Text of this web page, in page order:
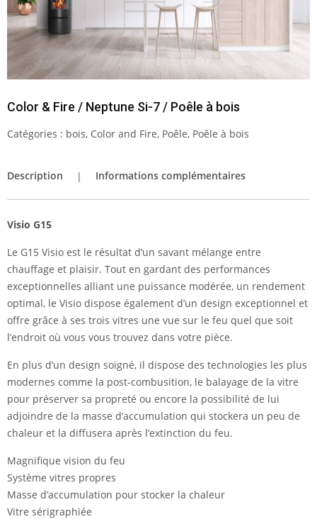
Color & Fire / Neptune Si-7 / Poêle à bois
Catégories : bois, Color and Fire, Poêle, Poêle à bois
Description Informations complémentaires
Visio G15
Le G15 Visio est le résultat d’un savant mélange entre
chauffage et plaisir. Tout en gardant des performances
exceptionnelles alliant une puissance modérée, un rendement
optimal, le Visio dispose également d’un design exceptionnel et
offre grâce à ses trois vitres une vue sur le feu quel que soit
l’endroit où vous vous trouvez dans votre pièce.
En plus d’un design soigné, il dispose des technologies les plus
modernes comme la post-combusition, le balayage de la vitre
pour préserver sa propreté ou encore la possibilité de lui
adjoindre de la masse d’accumulation qui stockera un peu de
chaleur et la diffusera après l’extinction du feu.
Magnifique vision du feu
Système vitres propres
Masse d’accumulation pour stocker la chaleur
Vitre sérigraphiée